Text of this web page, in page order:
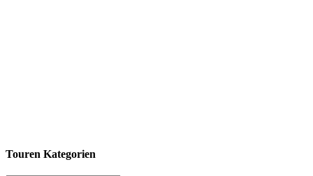
Touren Kategorien